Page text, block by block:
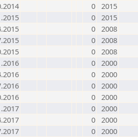
0 2015
0 2015
0 2008
0 2008
0 2008
0 2000
0 2000
0 2000
0 2000
0 2000
0 2000
0 2000